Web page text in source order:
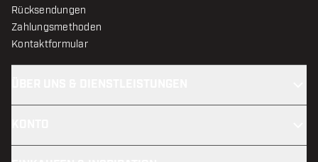
Rücksendungen
Zahlungsmethoden
Kontaktformular